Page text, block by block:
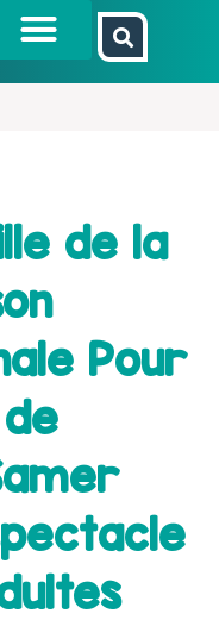
de la
Pour